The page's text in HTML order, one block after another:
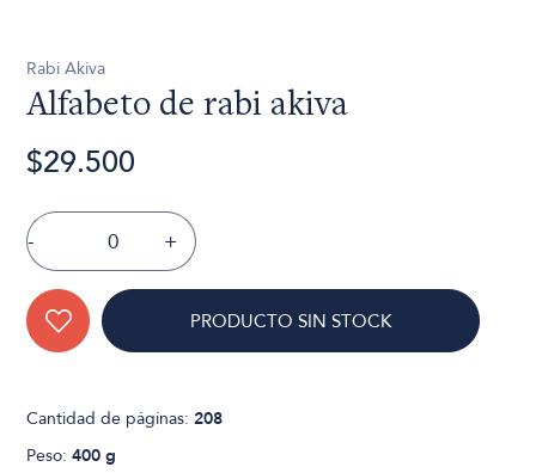
Rabi Akiva
Alfabeto de rabi akiva
$29.500
- +
PRODUCTO SIN STOCK
Cantidad de páginas:208
Peso:400 g